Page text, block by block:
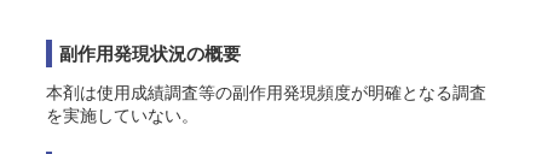
副作用発現状況の概要
本剤は使用成績調査等の副作用発現頻度が明確となる調査
を実施していない。